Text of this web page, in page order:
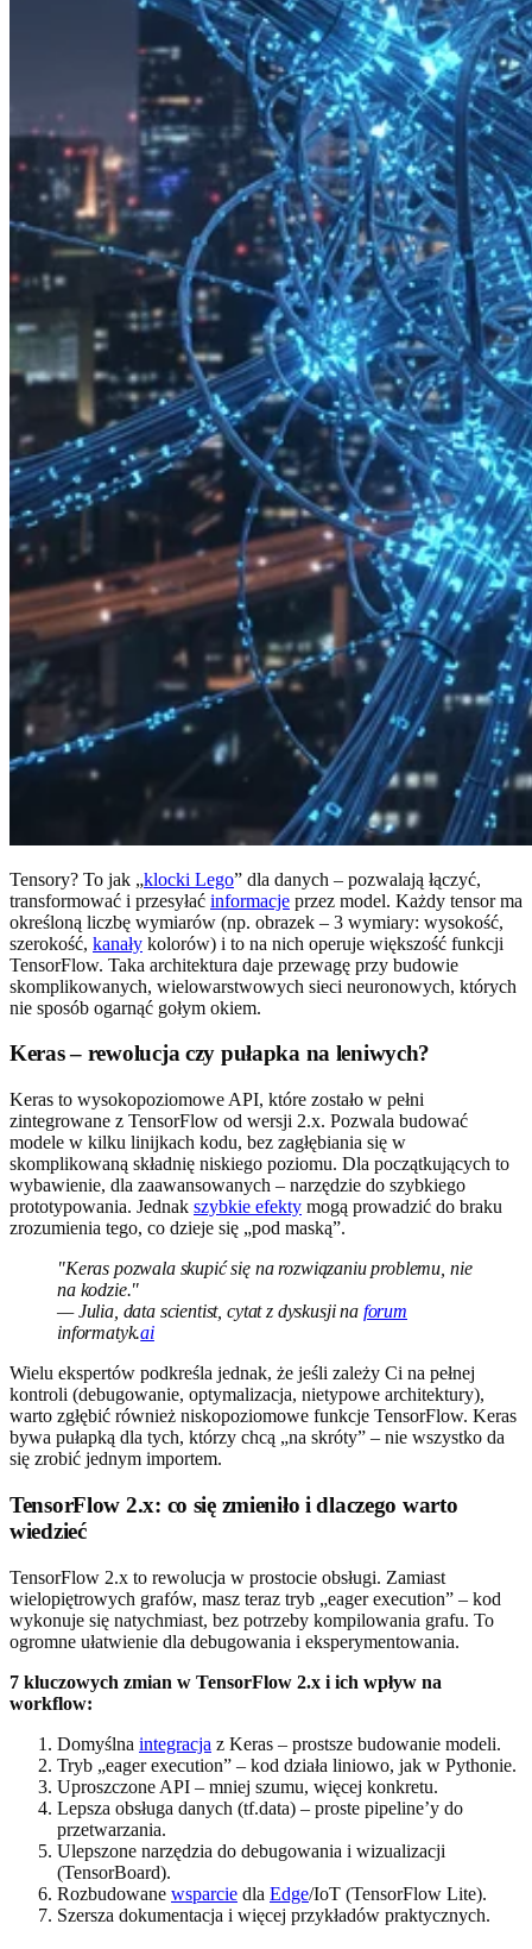
Tensory? To jak „klocki Lego” dla danych – pozwalają łączyć,
transformować i przesyłać informacje przez model. Każdy tensor ma
określoną liczbę wymiarów (np. obrazek – 3 wymiary: wysokość,
szerokość, kanały kolorów) i to na nich operuje większość funkcji
TensorFlow. Taka architektura daje przewagę przy budowie
skomplikowanych, wielowarstwowych sieci neuronowych, których
nie sposób ogarnąć gołym okiem.
Keras – rewolucja czy pułapka na leniwych?
Keras to wysokopoziomowe API, które zostało w pełni
zintegrowane z TensorFlow od wersji 2.x. Pozwala budować
modele w kilku linijkach kodu, bez zagłębiania się w
skomplikowaną składnię niskiego poziomu. Dla początkujących to
wybawienie, dla zaawansowanych – narzędzie do szybkiego
prototypowania. Jednak szybkie efekty mogą prowadzić do braku
zrozumienia tego, co dzieje się „pod maską”.
"Keras pozwala skupić się na rozwiązaniu problemu, nie
na kodzie."
— Julia, data scientist, cytat z dyskusji na forum
informatyk.ai
Wielu ekspertów podkreśla jednak, że jeśli zależy Ci na pełnej
kontroli (debugowanie, optymalizacja, nietypowe architektury),
warto zgłębić również niskopoziomowe funkcje TensorFlow. Keras
bywa pułapką dla tych, którzy chcą „na skróty” – nie wszystko da
się zrobić jednym importem.
TensorFlow 2.x: co się zmieniło i dlaczego warto
wiedzieć
TensorFlow 2.x to rewolucja w prostocie obsługi. Zamiast
wielopiętrowych grafów, masz teraz tryb „eager execution” – kod
wykonuje się natychmiast, bez potrzeby kompilowania grafu. To
ogromne ułatwienie dla debugowania i eksperymentowania.
7 kluczowych zmian w TensorFlow 2.x i ich wpływ na
workflow:
Domyślna integracja z Keras – prostsze budowanie modeli.
Tryb „eager execution” – kod działa liniowo, jak w Pythonie.
Uproszczone API – mniej szumu, więcej konkretu.
Lepsza obsługa danych (tf.data) – proste pipeline’y do
przetwarzania.
Ulepszone narzędzia do debugowania i wizualizacji
(TensorBoard).
Rozbudowane wsparcie dla Edge/IoT (TensorFlow Lite).
Szersza dokumentacja i więcej przykładów praktycznych.